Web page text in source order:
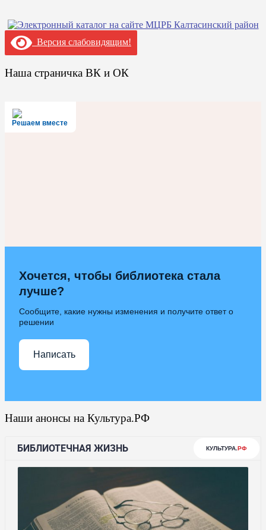
Версия слабовидящим!
Наша страничка ВК и ОК
Решаем вместе
Хочется, чтобы библиотека стала
лучше?
Сообщите, какие нужны изменения и получите ответ о
решении
Написать
Наши анонсы на Культура.РФ